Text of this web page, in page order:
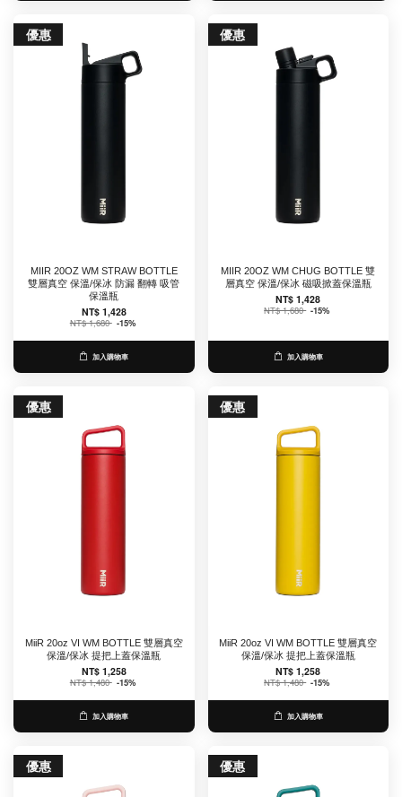
優惠
MIIR 20OZ WM STRAW BOTTLE
雙層真空 保溫/保冰 防漏 翻轉 吸管
保溫瓶
NT$ 1,428
NT$ 1,680 -15%
加入購物車
優惠
MIIR 20OZ WM CHUG BOTTLE 雙
層真空 保溫/保冰 磁吸掀蓋保溫瓶
NT$ 1,428
NT$ 1,680 -15%
加入購物車
優惠
MiiR 20oz VI WM BOTTLE 雙層真空
保溫/保冰 提把上蓋保溫瓶
NT$ 1,258
NT$ 1,480 -15%
加入購物車
優惠
MiiR 20oz VI WM BOTTLE 雙層真空
保溫/保冰 提把上蓋保溫瓶
NT$ 1,258
NT$ 1,480 -15%
加入購物車
優惠 優惠